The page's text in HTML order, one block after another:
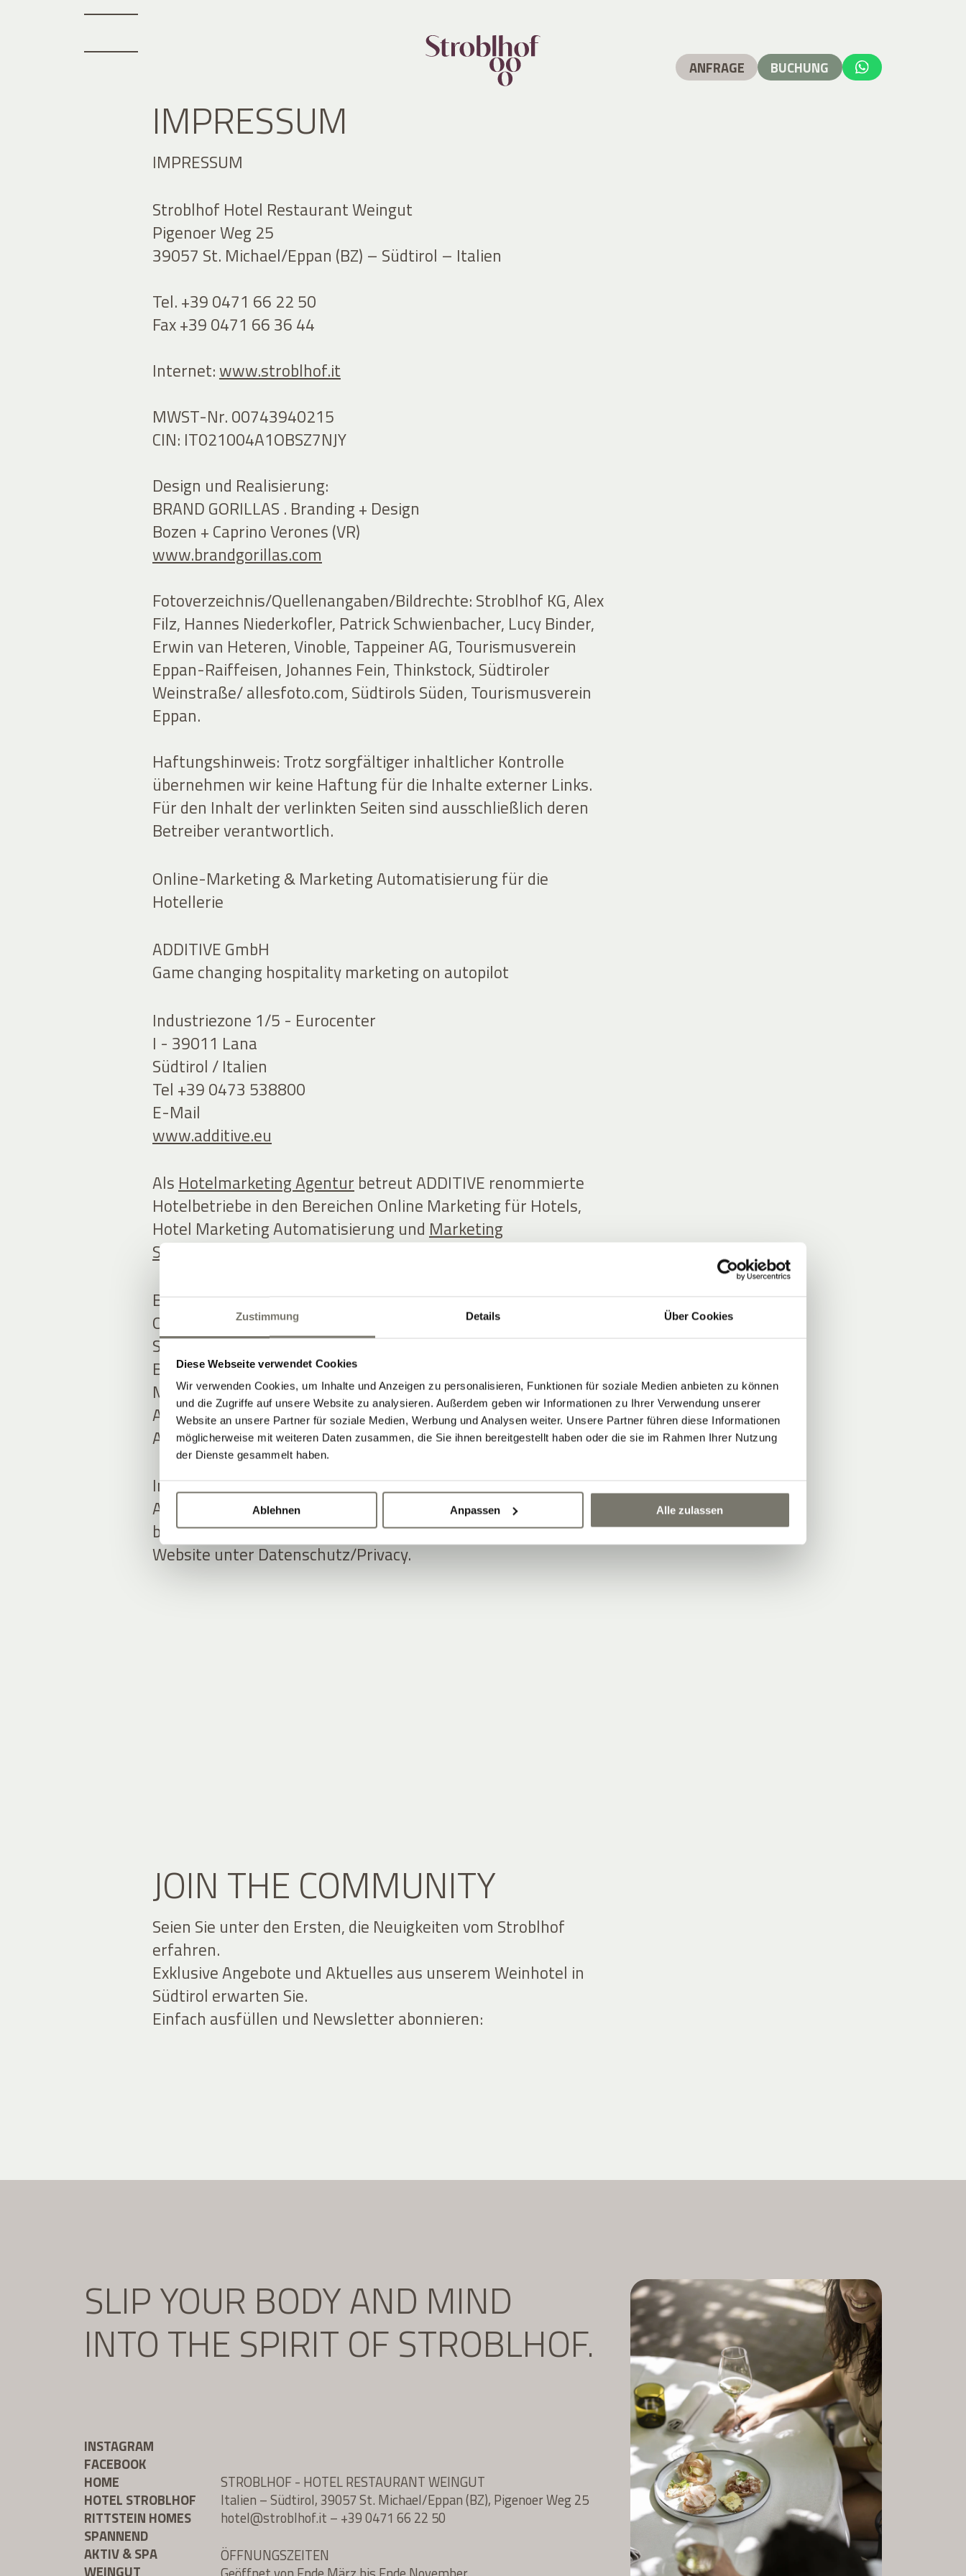
Zustimmung Details Über Cookies
Diese Webseite verwendet Cookies
Wir verwenden Cookies, um Inhalte und Anzeigen zu personalisieren, Funktionen für soziale Medien anbieten zu können
und die Zugriffe auf unsere Website zu analysieren. Außerdem geben wir Informationen zu Ihrer Verwendung unserer
Website an unsere Partner für soziale Medien, Werbung und Analysen weiter. Unsere Partner führen diese Informationen
möglicherweise mit weiteren Daten zusammen, die Sie ihnen bereitgestellt haben oder die sie im Rahmen Ihrer Nutzung
der Dienste gesammelt haben.
Ablehnen Anpassen Alle zulassen
IMPRESSUM
IMPRESSUM
Stroblhof Hotel Restaurant Weingut
Pigenoer Weg 25
39057 St. Michael/Eppan (BZ) – Südtirol – Italien
Tel. +39 0471 66 22 50
Fax +39 0471 66 36 44
Internet:www.stroblhof.it
MWST-Nr. 00743940215
CIN: IT021004A1OBSZ7NJY
Design und Realisierung:
BRAND GORILLAS . Branding + Design
Bozen + Caprino Verones (VR)
www.brandgorillas.com
Fotoverzeichnis/Quellenangaben/Bildrechte: Stroblhof KG, Alex
Filz, Hannes Niederkofler, Patrick Schwienbacher, Lucy Binder,
Erwin van Heteren, Vinoble, Tappeiner AG, Tourismusverein
Eppan-Raiffeisen, Johannes Fein, Thinkstock, Südtiroler
Weinstraße/ allesfoto.com, Südtirols Süden, Tourismusverein
Eppan.
Haftungshinweis: Trotz sorgfältiger inhaltlicher Kontrolle
übernehmen wir keine Haftung für die Inhalte externer Links.
Für den Inhalt der verlinkten Seiten sind ausschließlich deren
Betreiber verantwortlich.
Online-Marketing & Marketing Automatisierung für die
Hotellerie
ADDITIVE GmbH
Game changing hospitality marketing on autopilot
Industriezone 1/5 - Eurocenter
I - 39011 Lana
Südtirol / Italien
Tel +39 0473 538800
E-Mail
www.additive.eu
Als Hotelmarketing Agentur betreut ADDITIVE renommierte
Hotelbetriebe in den Bereichen Online Marketing für Hotels,
Hotel Marketing Automatisierung und Marketing
Software
Bei ADDITIVE stehen transparent messbare Ergebnisse,
Online-Marketing-Know-how in der Hotellerie und innovative
Softwarelösungen im Fokus, insbesondere in den
BereichenHotel Marketing Automation
MARKETING AUTOMATION,Newsletter Software Hotelmit
ADDITIVE+ NEWSLETTER sowieGutschein Software Hotelmit
ADDITIVE+ GUTSCHEINE.
In der Entwicklung neuer Software- und Marketinglösungen ist
ADDITIVE stets auf Datenschutz- und DSGVO-Konformität
bedacht, mehr Informationen dazu finden sich auf dieser
Website unter Datenschutz/Privacy.
JOIN THE COMMUNITY
Seien Sie unter den Ersten, die Neuigkeiten vom Stroblhof
erfahren.
Exklusive Angebote und Aktuelles aus unserem Weinhotel in
Südtirol erwarten Sie.
Einfach ausfüllen und Newsletter abonnieren:
SLIP YOUR BODY AND MIND
INTO THE SPIRIT OF STROBLHOF.
INSTAGRAM
FACEBOOK
HOME
HOTEL STROBLHOF
RITTSTEIN HOMES
SPANNEND
AKTIV & SPA
WEINGUT
STROBLHOF - HOTEL RESTAURANT WEINGUT
Italien – Südtirol, 39057 St. Michael/Eppan (BZ), Pigenoer Weg 25
hotel@stroblhof.it – +39 0471 66 22 50
ÖFFNUNGSZEITEN
ANFRAGE BUCHUNG